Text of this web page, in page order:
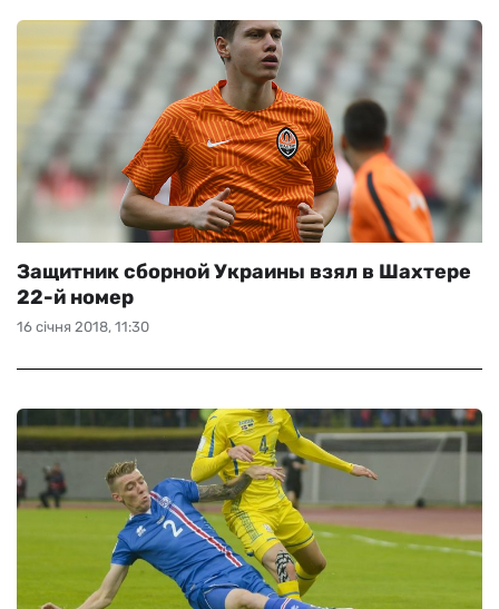
16 січня 2018, 11:30
Защитник сборной Украины взял в Шахтере
22-й номер